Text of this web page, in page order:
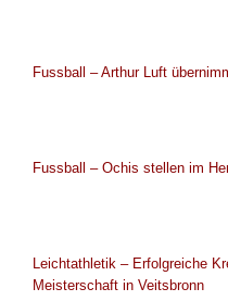
Fussball – Arthur Luft
Fussball – Ochis stellen im
Leichtathletik – Erfolgreiche
Meisterschaft in Veitsbronn